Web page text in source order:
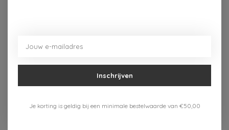
Inschrijven
Je korting is geldig bij een minimale bestelwaarde van €50,00